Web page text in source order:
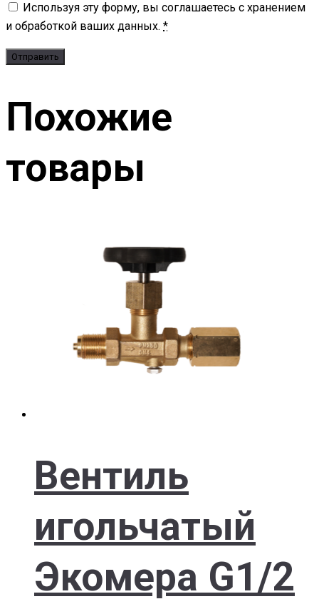
Используя эту форму, вы соглашаетесь с хранением
и обработкой ваших данных. *
Похожие
товары
Вентиль
игольчатый
Экомера G1/2